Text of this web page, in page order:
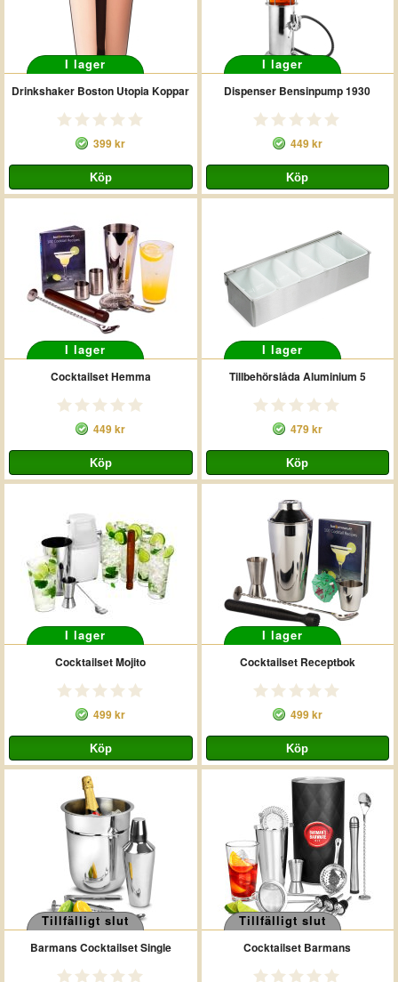
I lager
Drinkshaker Boston Utopia Koppar
399 kr
I lager
Dispenser Bensinpump 1930
449 kr
I lager
Cocktailset Hemma
449 kr
I lager
Tillbehörslåda Aluminium 5
479 kr
I lager
Cocktailset Mojito
499 kr
I lager
Cocktailset Receptbok
499 kr
Tillfälligt slut
Barmans Cocktailset Single
Tillfälligt slut
Cocktailset Barmans